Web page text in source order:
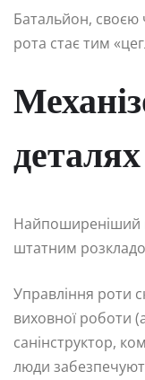
Батальйон, своєю
рота стає тим
деталях
Найпоширеніший
штатним
Управління роти
виховної роботи
санінструктор,
люди